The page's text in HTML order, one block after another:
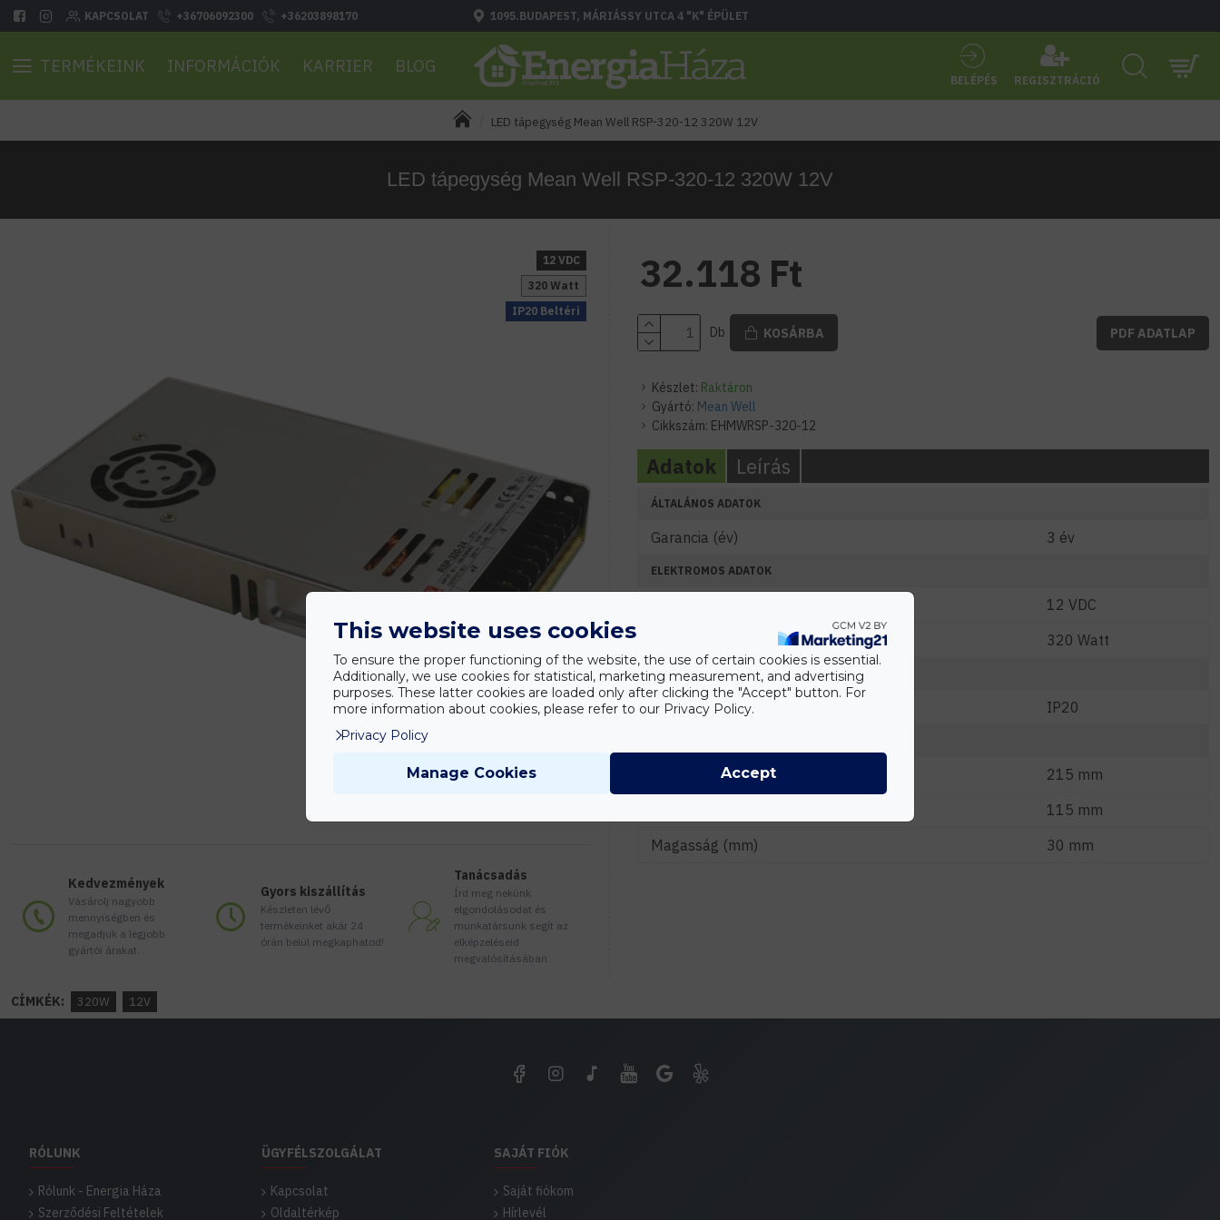
KAPCSOLAT +36706092300 +36203898170 1095.BUDAPEST, MÁRIÁSSY UTCA 4 "K" ÉPÜLET
TERMÉKEINK INFORMÁCIÓK KARRIER BLOG
BELÉPÉS REGISZTRÁCIÓ
LED tápegység Mean Well RSP-320-12 320W 12V
LED tápegység Mean Well RSP-320-12 320W 12V
IP20 Beltéri
12 VDC
320 Watt
Kedvezmények
Vásárolj nagyobb
mennyiségben és
megadjuk a legjobb
gyártói árakat.
Gyors kiszállítás
Készleten lévő
termékeinket akár 24
órán belül megkaphatod!
Tanácsadás
Írd meg nekünk
elgondolásodat és
munkatársunk segít az
elképzeléseid
megvalósításában.
Készlet: Raktáron
Gyártó: Mean Well
Cikkszám: EHMWRSP-320-12
32.118 Ft
Db KOSÁRBA PDF ADATLAP
Adatok Leírás
ÁLTALÁNOS ADATOK
Garancia (év) 3 év
ELEKTROMOS ADATOK
12 VDC
Névleges teljesítmény (W)
320 Watt
KÖRNYEZETI ADATOK
IP védelmi szint IP20
Szélesség (mm)
215 mm
115 mm
Magasság (mm)
30 mm
CÍMKÉK: 320W 12V
RÓLUNK
Rólunk - Energia Háza
Szerződési Feltételek
ÜGYFÉLSZOLGÁLAT
Kapcsolat
Oldaltérkép
SAJÁT FIÓK
Saját fiókom
Hírlevél
This website uses cookies
To ensure the proper functioning of the website, the use of certain cookies is essential.
Additionally, we use cookies for statistical, marketing measurement, and advertising
purposes. These latter cookies are loaded only after clicking the "Accept" button. For
more information about cookies, please refer to our Privacy Policy.
Privacy Policy
Manage Cookies Accept